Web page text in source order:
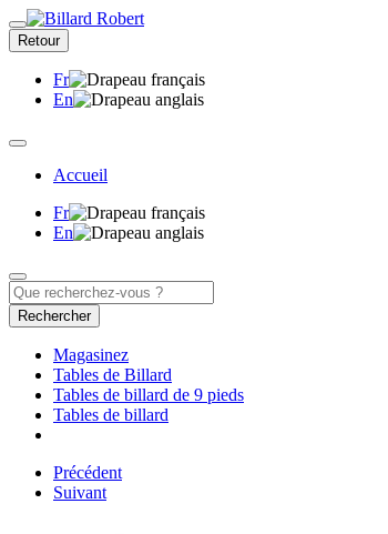
Retour
Fr
En
Accueil
Fr
En
Rechercher
Magasinez
Tables de Billard
Tables de billard de 9 pieds
Tables de billard
Précédent
Suivant